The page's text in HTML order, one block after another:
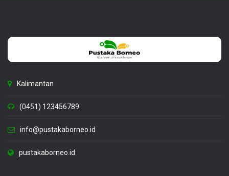
Kalimantan
(0451) 123456789
info@pustakaborneo.id
pustakaborneo.id